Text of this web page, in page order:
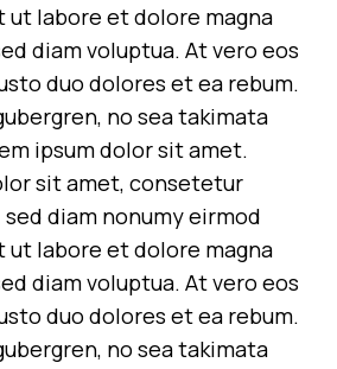
labore et dolore magna
diam voluptua. At vero eos
duo dolores et ea rebum.
no sea takimata
ipsum dolor sit amet.
sit amet, consetetur
diam nonumy eirmod
labore et dolore magna
diam voluptua. At vero eos
duo dolores et ea rebum.
no sea takimata